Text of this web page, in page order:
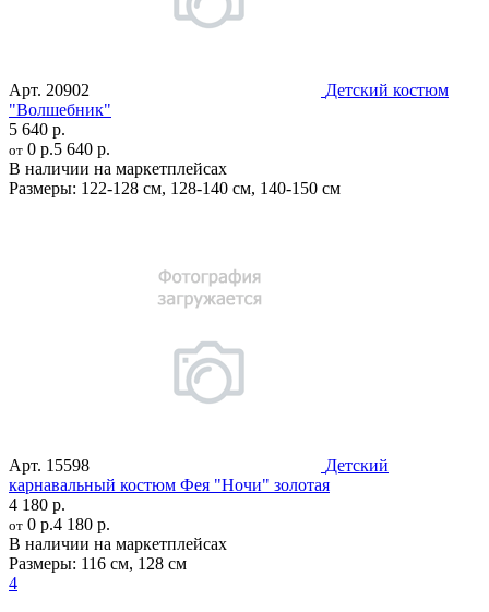
Арт. 20902
Детский костюм
"Волшебник"
5 640 р.
от 0 р.5 640 р.
В наличии на маркетплейсах
Размеры: 122-128 см, 128-140 см, 140-150 см
Арт. 15598
Детский
карнавальный костюм Фея "Ночи" золотая
4 180 р.
от 0 р.4 180 р.
В наличии на маркетплейсах
Размеры: 116 см, 128 см
4